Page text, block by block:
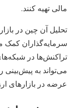
مالی تهیه کنند.
تحلیل آن چین در
سرمایه‌گذاران کمک
تراکنش‌ها در
می‌تواند به پیش‌بینی
عرضه در بازارهای